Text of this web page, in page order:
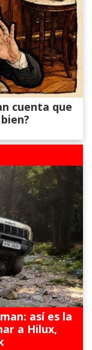
cuenta que
así es la
a Hilux,